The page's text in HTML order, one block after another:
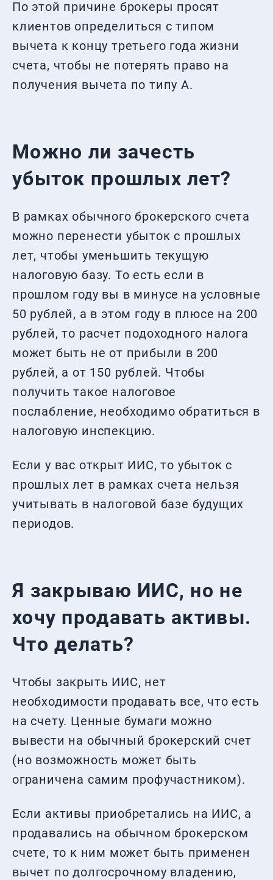
По этой причине брокеры просят
клиентов определиться с типом
вычета к концу третьего года жизни
счета, чтобы не потерять право на
получения вычета по типу А.
Можно ли зачесть
убыток прошлых лет?
В рамках обычного брокерского счета
можно перенести убыток с прошлых
лет, чтобы уменьшить текущую
налоговую базу. То есть если в
прошлом году вы в минусе на условные
50 рублей, а в этом году в плюсе на 200
рублей, то расчет подоходного налога
может быть не от прибыли в 200
рублей, а от 150 рублей. Чтобы
получить такое налоговое
послабление, необходимо обратиться в
налоговую инспекцию.
Если у вас открыт ИИС, то убыток с
прошлых лет в рамках счета нельзя
учитывать в налоговой базе будущих
периодов.
Я закрываю ИИС, но не
хочу продавать активы.
Что делать?
Чтобы закрыть ИИС, нет
необходимости продавать все, что есть
на счету. Ценные бумаги можно
вывести на обычный брокерский счет
(но возможность может быть
ограничена самим профучастником).
Если активы приобретались на ИИС, а
продавались на обычном брокерском
счете, то к ним может быть применен
вычет по долгосрочному владению,